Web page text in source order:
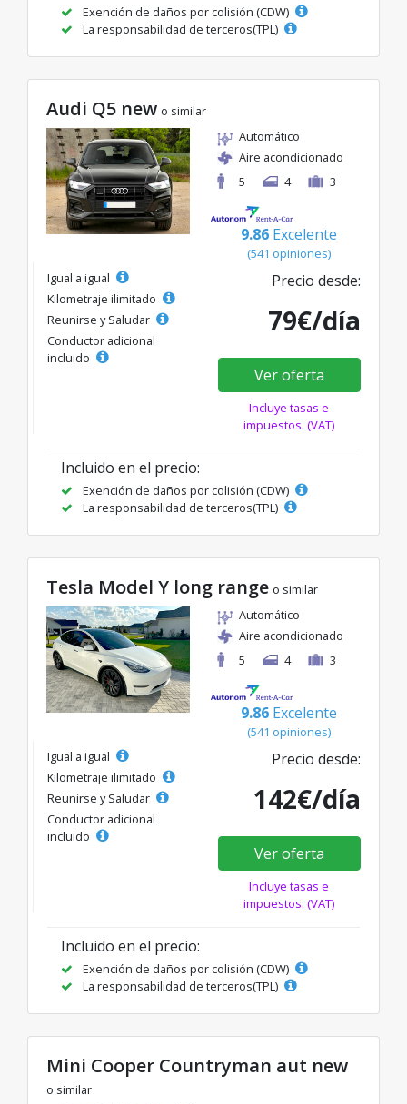
Exención de daños por colisión (CDW)
La responsabilidad de terceros(TPL)
Audi Q5 new o similar
Automático
Aire acondicionado
5
4 3
9.86 Excelente
(541 opiniones)
Igual a igual
Kilometraje ilimitado
Reunirse y Saludar
Conductor adicional
incluido
Precio desde:
79€/día
Ver oferta
Incluye tasas e
impuestos. (VAT)
Incluido en el precio:
Exención de daños por colisión (CDW)
La responsabilidad de terceros(TPL)
Tesla Model Y long range o similar
Automático
Aire acondicionado
5
4 3
9.86 Excelente
(541 opiniones)
Igual a igual
Kilometraje ilimitado
Reunirse y Saludar
Conductor adicional
incluido
Precio desde:
142€/día
Ver oferta
Incluye tasas e
impuestos. (VAT)
Incluido en el precio:
Exención de daños por colisión (CDW)
La responsabilidad de terceros(TPL)
Mini Cooper Countryman aut new
o similar